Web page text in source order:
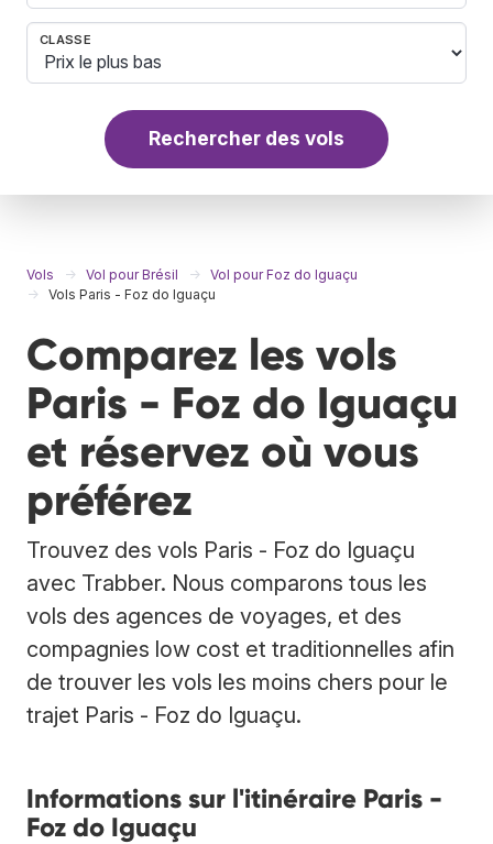
CLASSE
Rechercher des vols
Vols Vol pour Brésil
Vol pour Foz do Iguaçu
Vols Paris - Foz do Iguaçu
Comparez les vols
Paris - Foz do Iguaçu
et réservez où vous
préférez
Trouvez des vols Paris - Foz do Iguaçu
avec Trabber. Nous comparons tous les
vols des agences de voyages, et des
compagnies low cost et traditionnelles afin
de trouver les vols les moins chers pour le
trajet Paris - Foz do Iguaçu.
Informations sur l'itinéraire Paris -
Foz do Iguaçu